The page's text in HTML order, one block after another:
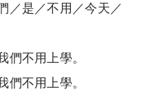
／是／不用／今天／
們不用上學。
們不用上學。